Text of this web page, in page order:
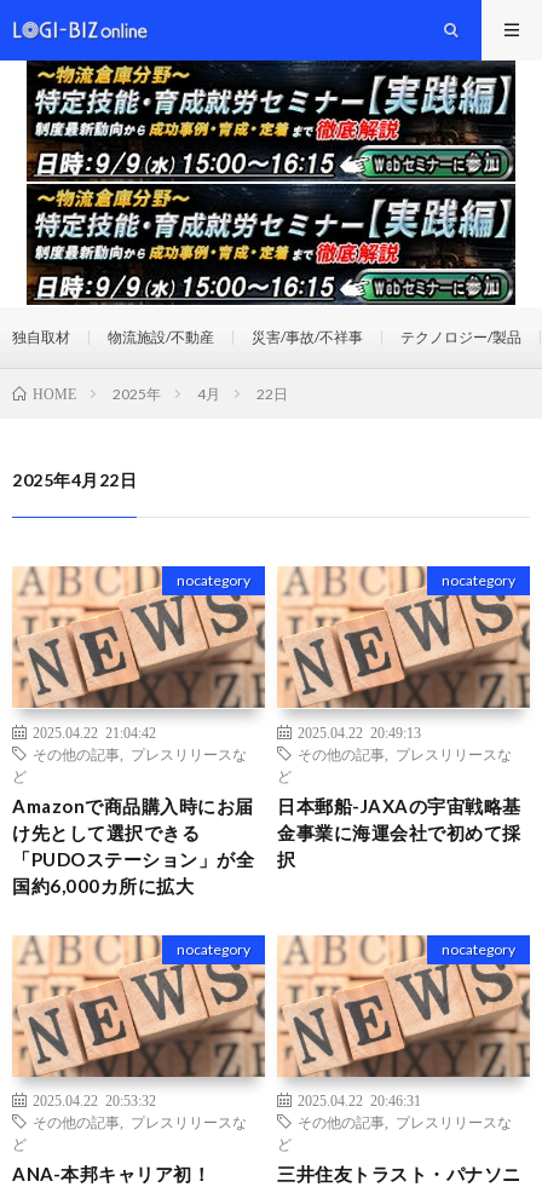
独自取材 物流施設/不動産 災害/事故/不祥事 テクノロジー/製品
HOME 2025年 4月 22日
2025年4月22日
nocategory
2025.04.22 21:04:42
その他の記事
プレスリリースな
ど
Amazonで商品購入時にお届
け先として選択できる
「PUDOステーション」が全
国約6,000カ所に拡大
nocategory
2025.04.22 20:49:13
その他の記事
プレスリリースな
ど
日本郵船-JAXAの宇宙戦略基
金事業に海運会社で初めて採
択
nocategory
2025.04.22 20:53:32
その他の記事
プレスリリースな
ど
ANA-本邦キャリア初！
nocategory
2025.04.22 20:46:31
その他の記事
プレスリリースな
ど
三井住友トラスト・パナソニ